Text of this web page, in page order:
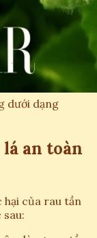
dưới dạng
an toàn
của rau tần